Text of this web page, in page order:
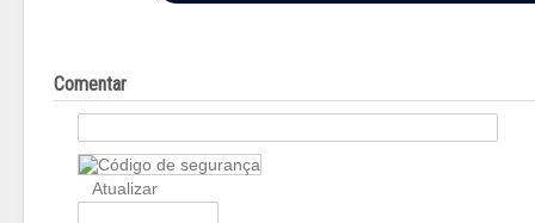
Comentar
Atualizar